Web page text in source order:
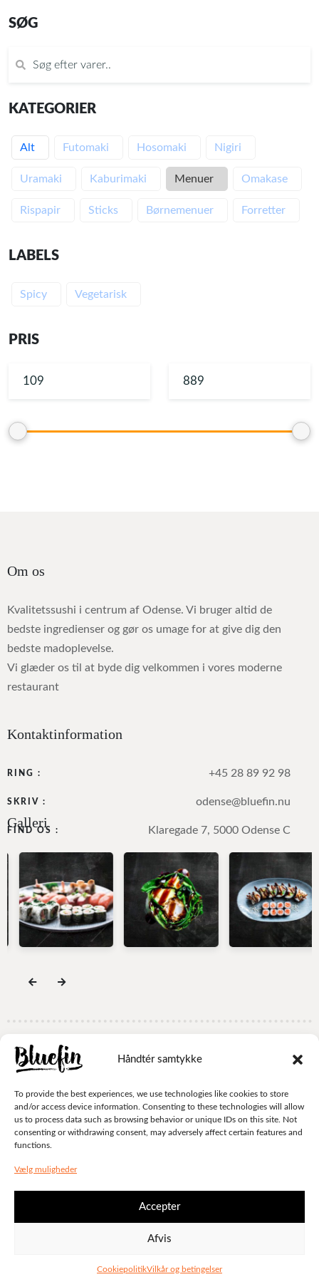
Håndtér samtykke
To provide the best experiences, we use technologies like cookies to store
and/or access device information. Consenting to these technologies will allow
us to process data such as browsing behavior or unique IDs on this site. Not
consenting or withdrawing consent, may adversely affect certain features and
functions.
Vælg muligheder
Accepter
Afvis
CookiepolitikVilkår og betingelser
SØG
KATEGORIER
Alt Futomaki Hosomaki Nigiri
Uramaki Kaburimaki Menuer Omakase
Rispapir Sticks Børnemenuer Forretter
LABELS
Spicy Vegetarisk
PRIS
Om os
Kvalitetssushi i centrum af Odense. Vi bruger altid de
bedste ingredienser og gør os umage for at give dig den
bedste madoplevelse.
Vi glæder os til at byde dig velkommen i vores moderne
restaurant
Kontaktinformation
RING : +45 28 89 92 98
SKRIV : odense@bluefin.nu
FIND OS : Klaregade 7, 5000 Odense C
Galleri
© Bluefin 2024 . All rights reserved.
TILBAGE TIL TOPPEN